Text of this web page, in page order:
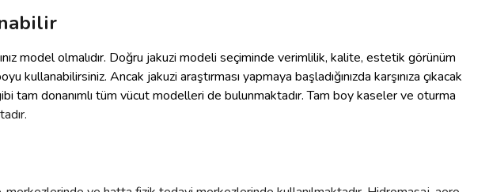
model olmalıdır. Doğru jakuzi modeli seçiminde verimlilik, kalite, estetik görünüm
Ancak jakuzi araştırması yapmaya başladığınızda karşınıza çıkacak
tam donanımlı tüm vücut modelleri de bulunmaktadır. Tam boy kaseler ve oturma